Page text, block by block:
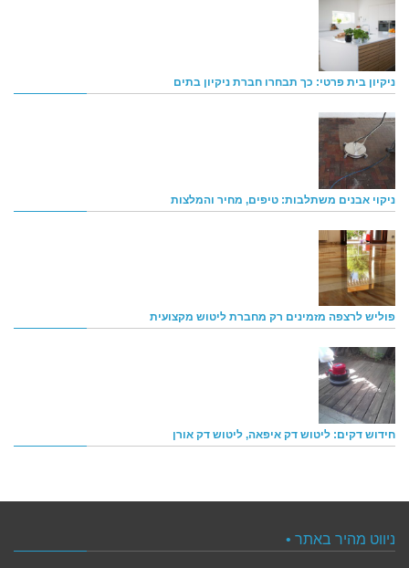
ניקיון בית פרטי: כך תבחרו חברת ניקיון בתים
ניקוי אבנים משתלבות: טיפים, מחיר והמלצות
פוליש לרצפה מזמינים רק מחברת ליטוש מקצועית
חידוש דקים: ליטוש דק איפאה, ליטוש דק אורן
ניווט מהיר באתר •